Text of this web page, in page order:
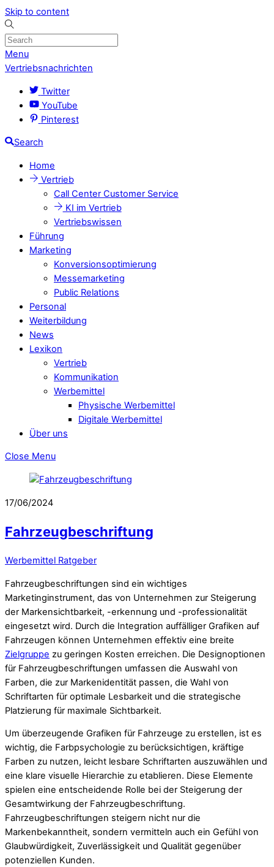
Skip to content
Menu
Vertriebsnachrichten
Twitter
YouTube
Pinterest
Search
Home
Vertrieb
Call Center Customer Service
KI im Vertrieb
Vertriebswissen
Führung
Marketing
Konversionsoptimierung
Messemarketing
Public Relations
Personal
Weiterbildung
News
Lexikon
Vertrieb
Kommunikation
Werbemittel
Physische Werbemittel
Digitale Werbemittel
Über uns
Close Menu
17/06/2024
Fahrzeugbeschriftung
Werbemittel Ratgeber
Fahrzeugbeschriftungen sind ein wichtiges
Marketinginstrument, das von Unternehmen zur Steigerung
der Markensichtbarkeit, -erkennung und -professionalität
eingesetzt wird. Durch die Integration auffälliger Grafiken auf
Fahrzeugen können Unternehmen effektiv eine breite
Zielgruppe zu geringen Kosten erreichen. Die Designoptionen
für Fahrzeugbeschriftungen umfassen die Auswahl von
Farben, die zur Markenidentität passen, die Wahl von
Schriftarten für optimale Lesbarkeit und die strategische
Platzierung für maximale Sichtbarkeit.
Um überzeugende Grafiken für Fahrzeuge zu erstellen, ist es
wichtig, die Farbpsychologie zu berücksichtigen, kräftige
Farben zu nutzen, leicht lesbare Schriftarten auszuwählen und
eine klare visuelle Hierarchie zu etablieren. Diese Elemente
spielen eine entscheidende Rolle bei der Steigerung der
Gesamtwirkung der Fahrzeugbeschriftung.
Fahrzeugbeschriftungen steigern nicht nur die
Markenbekanntheit, sondern vermitteln auch ein Gefühl von
Glaubwürdigkeit, Zuverlässigkeit und Qualität gegenüber
potenziellen Kunden.